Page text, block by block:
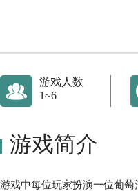
游戏人数
1~6
游戏简介
游戏中每位玩家扮演一位葡